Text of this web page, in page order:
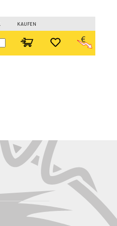
KAUFEN